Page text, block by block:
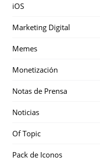
iOS
Marketing Digital
Memes
Monetización
Notas de Prensa
Noticias
Of Topic
Pack de Iconos